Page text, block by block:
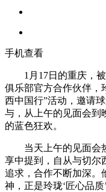
手机查看
1月17日的重庆，被
俱乐部官方合作伙伴，
西中国行”活动，邀请
与，从上午的见面会到
的蓝色狂欢。
当天上午的见面会热
享中提到，自从与切尔
追求，合作不断加深。
神，正是玲珑‘匠心品